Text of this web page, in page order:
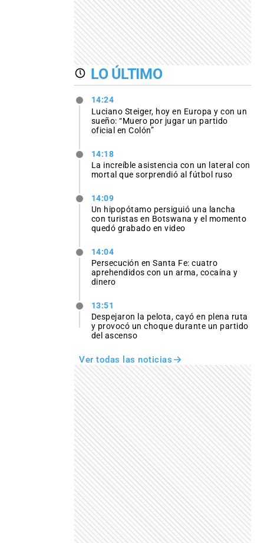
LO ÚLTIMO
14:24
Luciano Steiger, hoy en Europa y con un
sueño: “Muero por jugar un partido
oficial en Colón”
14:18
La increíble asistencia con un lateral con
mortal que sorprendió al fútbol ruso
14:09
Un hipopótamo persiguió una lancha
con turistas en Botswana y el momento
quedó grabado en video
14:04
Persecución en Santa Fe: cuatro
aprehendidos con un arma, cocaína y
dinero
13:51
Despejaron la pelota, cayó en plena ruta
y provocó un choque durante un partido
del ascenso
Ver todas las noticias